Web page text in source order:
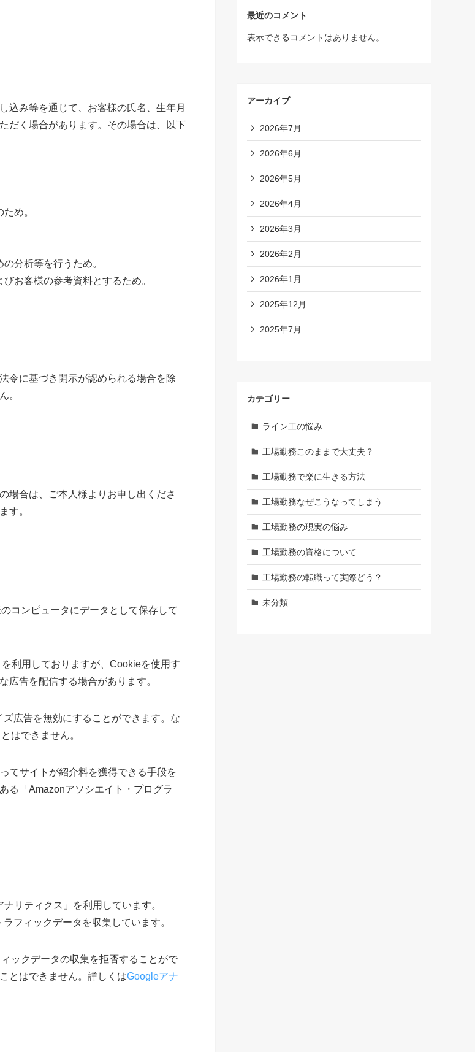
込み等を通じて、お客様の氏名、生年月
だく場合があります。その場合は、以下
め。
分析等を行うため。
お客様の参考資料とするため。
令に基づき開示が認められる場合を除
。
場合は、ご本人様よりお申し出くださ
す。
コンピュータにデータとして保存して
利用しておりますが、Cookieを使用す
広告を配信する場合があります。
広告を無効にすることができます。な
はできません。
てサイトが紹介料を獲得できる手段を
る「Amazonアソシエイト・プログラ
リティクス」を利用しています。
フィックデータを収集しています。
ックデータの収集を拒否することがで
とはできません。詳しくはGoogleアナ
最近のコメント
表示できるコメントはありません。
アーカイブ
2026年7月
2026年6月
2026年5月
2026年4月
2026年3月
2026年2月
2026年1月
2025年12月
2025年7月
カテゴリー
ライン工の悩み
工場勤務このままで大丈夫？
工場勤務で楽に生きる方法
工場勤務なぜこうなってしまう
工場勤務の現実の悩み
工場勤務の資格について
工場勤務の転職って実際どう？
未分類